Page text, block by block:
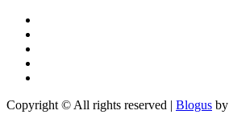
Copyright © All rights reserved | Blogus by